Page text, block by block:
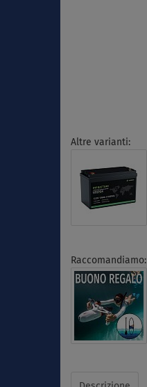
Altre varianti:
Raccomandiamo: